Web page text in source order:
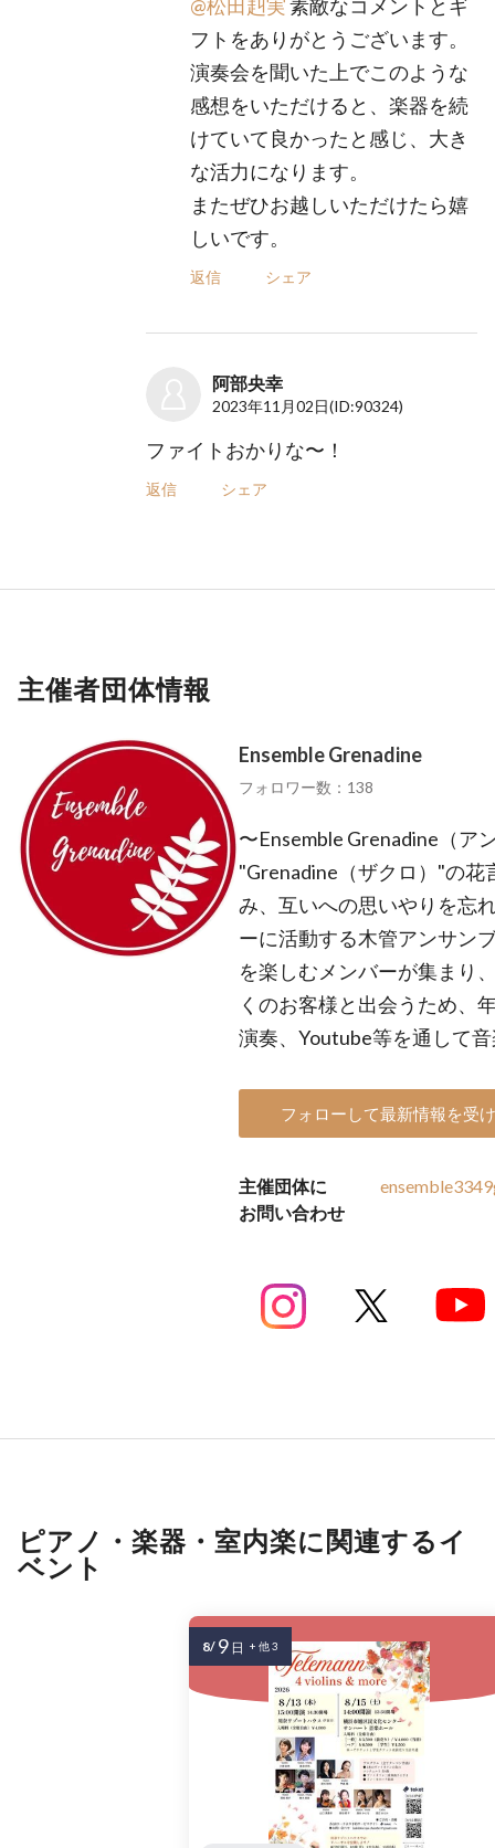
@松田赳実素敵なコメントとギ
フトをありがとうございます。
演奏会を聞いた上でこのような
感想をいただけると、楽器を続
けていて良かったと感じ、大き
な活力になります。
またぜひお越しいただけたら嬉
しいです。
返信 シェア
阿部央幸
2023年11月02日(ID:90324)
ファイトおかりな〜！
返信 シェア
主催者団体情報
Ensemble Grenadine
フォロワー数：138
〜Ensemble Grenadine（ア
"Grenadine（ザクロ）"の
み、互いへの思いやりを忘
ーに活動する木管アンサン
を楽しむメンバーが集まり
くのお客様と出会うため、
演奏、Youtube等を通して
フォローして最新情報を受
主催団体に
お問い合わせ
ピアノ・楽器・室内楽に関連するイ
ベント
8/ 9 日 + 他 3